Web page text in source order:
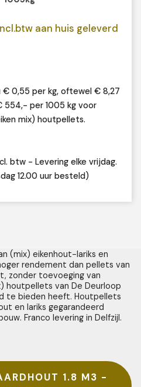
aan huis geleverd
0,55 per kg, oftewel € 8,27
554,- per 1005 kg voor
mix) houtpellets.
btw - Levering elke vrijdag.
12.00 uur besteld)
(mix) eikenhout-lariks en
rendement dan pellets van
zonder toevoeging van
houtpellets van De Deurloop
te bieden heeft. Houtpellets
en lariks gegarandeerd
Franco levering in Delfzijl.
1.8 M3 -